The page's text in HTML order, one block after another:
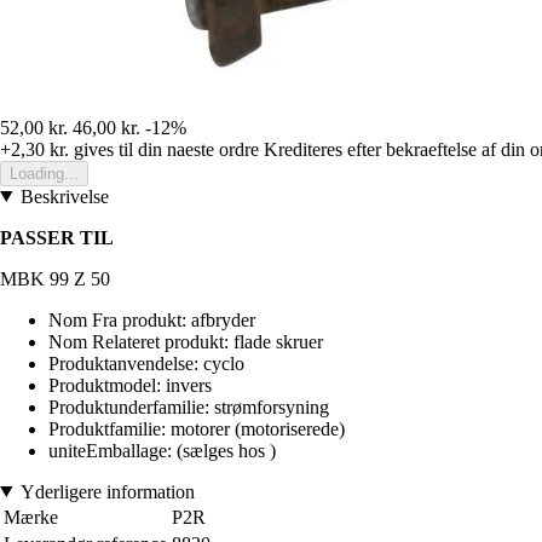
52,00 kr. 46,00 kr. -12%
+2,30 kr. gives til din naeste ordre Krediteres efter bekraeftelse af din
Loading...
Beskrivelse
PASSER TIL
MBK 99 Z 50
Nom Fra produkt: afbryder
Nom Relateret produkt: flade skruer
Produktanvendelse: cyclo
Produktmodel: invers
Produktunderfamilie: strømforsyning
Produktfamilie: motorer (motoriserede)
uniteEmballage: (sælges hos )
Yderligere information
Mærke
P2R